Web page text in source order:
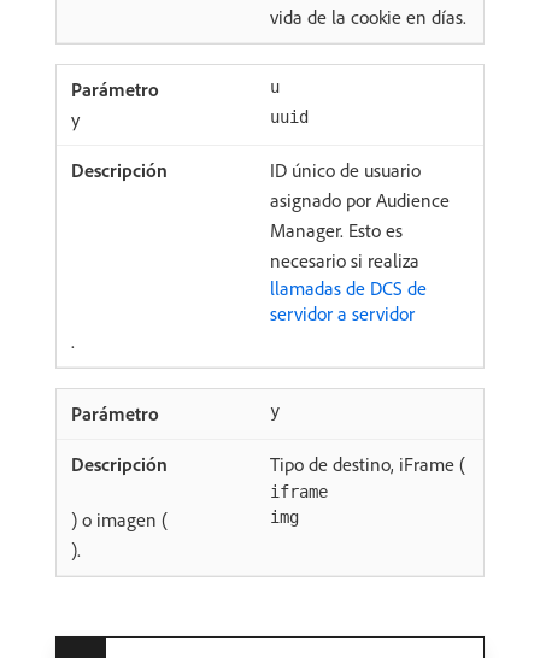
vida de la cookie en días.
u
y uuid
ID único de usuario
asignado por Audience
Manager. Esto es
necesario si realiza
llamadas de DCS de
servidor a servidor
.
y
Tipo de destino, iFrame (
iframe
) o imagen ( img
).